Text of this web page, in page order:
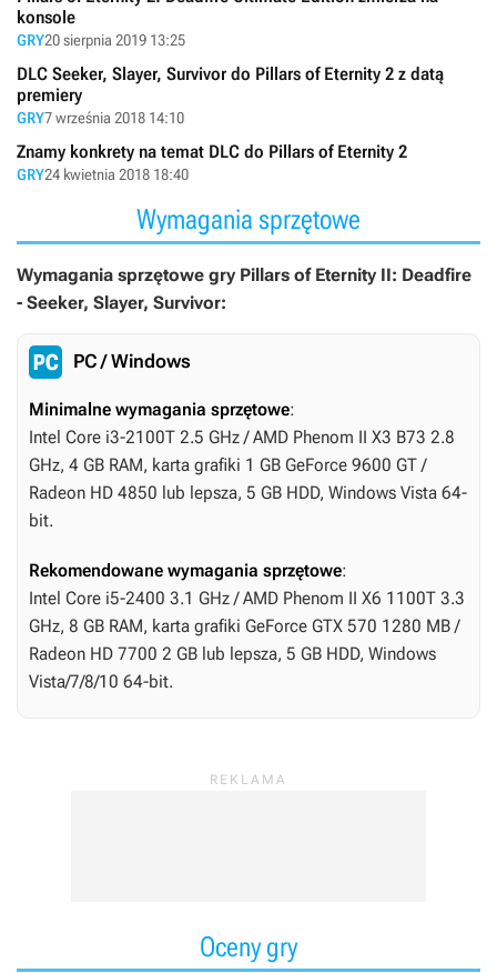
konsole
GRY20 sierpnia 2019 13:25
DLC Seeker, Slayer, Survivor do Pillars of Eternity 2 z datą
premiery
GRY7 września 2018 14:10
Znamy konkrety na temat DLC do Pillars of Eternity 2
GRY24 kwietnia 2018 18:40
Wymagania sprzętowe
Wymagania sprzętowe gry Pillars of Eternity II: Deadfire
- Seeker, Slayer, Survivor:
PC / Windows
Minimalne wymagania sprzętowe:
Intel Core i3-2100T 2.5 GHz / AMD Phenom II X3 B73 2.8
GHz, 4 GB RAM, karta grafiki 1 GB GeForce 9600 GT /
Radeon HD 4850 lub lepsza, 5 GB HDD, Windows Vista 64-
bit.
Rekomendowane wymagania sprzętowe:
Intel Core i5-2400 3.1 GHz / AMD Phenom II X6 1100T 3.3
GHz, 8 GB RAM, karta grafiki GeForce GTX 570 1280 MB /
Radeon HD 7700 2 GB lub lepsza, 5 GB HDD, Windows
Vista/7/8/10 64-bit.
Oceny gry